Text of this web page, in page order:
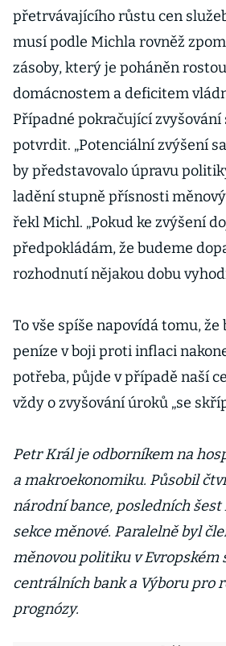
přetrvávajícího růstu cen
musí podle Michla rovněž
zásoby, který je poháněn
domácnostem a deficitem
Případné pokračující zvyšování
potvrdit. „Potenciální zvýšení
by představovalo úpravu
ladění stupně přísnosti
řekl Michl. „Pokud ke zvýšení
předpokládám, že budeme
rozhodnutí nějakou dobu
To vše spíše napovídá tomu,
peníze v boji proti inflaci
potřeba, půjde v případě naší
vždy o zvyšování úroků „se
Petr Král je odborníkem na
a makroekonomiku. Působil
národní bance, posledních
sekce měnové. Paralelně byl
měnovou politiku v Evropském
centrálních bank a Výboru pro
prognózy.